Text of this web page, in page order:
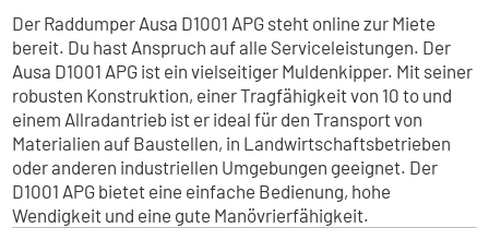
Der Raddumper Ausa D1001 APG steht online zur Miete
bereit. Du hast Anspruch auf alle Serviceleistungen. Der
Ausa D1001 APG ist ein vielseitiger Muldenkipper. Mit seiner
robusten Konstruktion, einer Tragfähigkeit von 10 to und
einem Allradantrieb ist er ideal für den Transport von
Materialien auf Baustellen, in Landwirtschaftsbetrieben
oder anderen industriellen Umgebungen geeignet. Der
D1001 APG bietet eine einfache Bedienung, hohe
Wendigkeit und eine gute Manövrierfähigkeit.